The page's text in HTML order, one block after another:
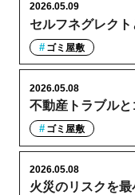
セルフネグレク
2026.05.09
ゴミ屋敷
不動産トラブル
2026.05.08
ゴミ屋敷
火災のリスクを
2026.05.08